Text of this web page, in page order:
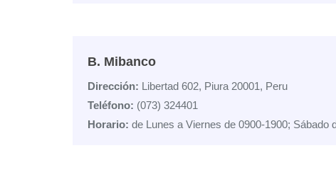
B. Mibanco
Dirección: Libertad 602, Piura 20001, Peru
Teléfono: (073) 324401
Horario: de Lunes a Viernes de 0900-1900; Sábado